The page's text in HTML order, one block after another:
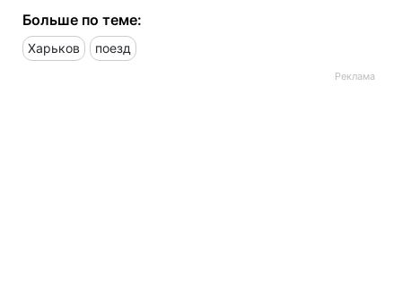
Больше по теме:
Харьков поезд